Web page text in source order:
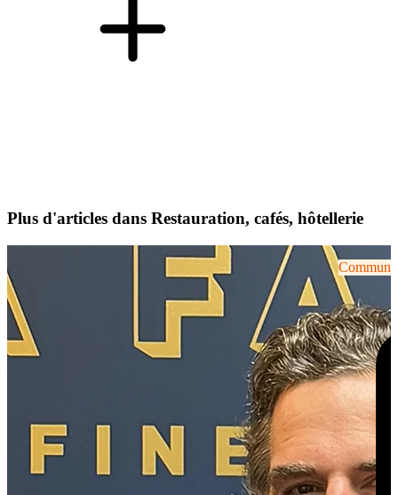
Plus d'articles dans Restauration, cafés, hôtellerie